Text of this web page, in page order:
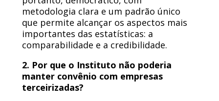
metodologia clara e um padrão único
que permite alcançar os aspectos mais
importantes das estatísticas: a
comparabilidade e a credibilidade.
2. Por que o Instituto não poderia
manter convênio com empresas
terceirizadas?